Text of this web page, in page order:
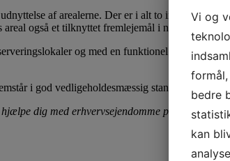
af arealerne. Der er i alt to
også et tilknyttet fremlejemål i
og med en funktionel og
i god vedligeholdesmæssig stand.
dig med erhvervsejendomme på vores side
Vi og
bedre
kan